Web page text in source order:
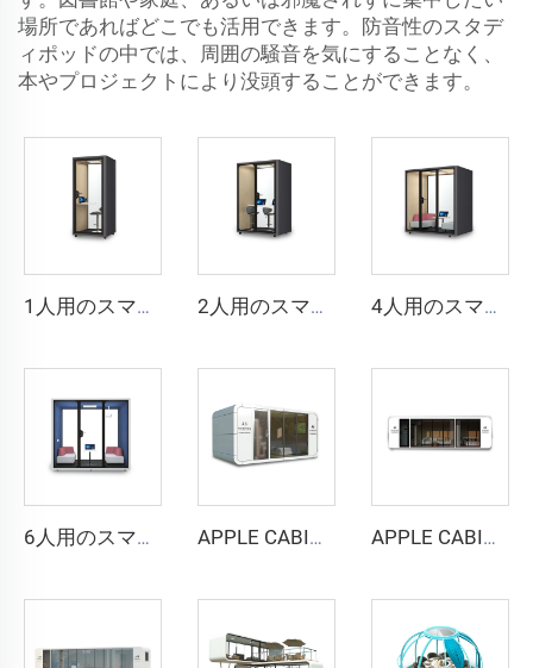
場所であればどこでも活用できます。防音性のスタデ
ィポッドの中では、周囲の騒音を気にすることなく、
本やプロジェクトにより没頭することができます。
1人用のスマートで防音性の高いブース - Cyspace Y PROシリーズ 2人用のスマートで防音性の高いブース - Cyspace Y PROシリーズ 4人用のスマートで防音ブース - Cyspace Y PROシリーズ
6人用のスマートで防音性の高いブース - Cyspace Y PROシリーズ APPLE CABIN CAPSULE HOUSE -Cyspace A6シリーズ APPLE CABIN CAPSULE HOUSE -Cyspace A9シリーズ